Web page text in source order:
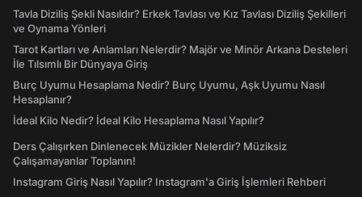
Tavla Diziliş Şekli Nasıldır? Erkek Tavlası ve Kız Tavlası Diziliş Şekilleri
ve Oynama Yönleri
Tarot Kartları ve Anlamları Nelerdir? Majör ve Minör Arkana Desteleri
İle Tılsımlı Bir Dünyaya Giriş
Burç Uyumu Hesaplama Nedir? Burç Uyumu, Aşk Uyumu Nasıl
Hesaplanır?
İdeal Kilo Nedir? İdeal Kilo Hesaplama Nasıl Yapılır?
Ders Çalışırken Dinlenecek Müzikler Nelerdir? Müziksiz
Çalışamayanlar Toplanın!
Instagram Giriş Nasıl Yapılır? Instagram'a Giriş İşlemleri Rehberi